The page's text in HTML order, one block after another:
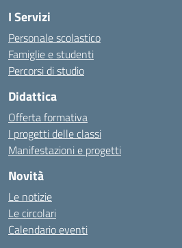
I Servizi
Personale scolastico
Famiglie e studenti
Percorsi di studio
Didattica
Offerta formativa
I progetti delle classi
Manifestazioni e progetti
Novità
Le notizie
Le circolari
Calendario eventi